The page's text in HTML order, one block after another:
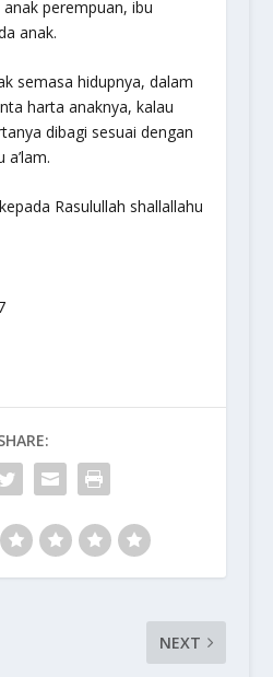
perempuan, ibu
anak.
semasa hidupnya, dalam
harta anaknya, kalau
dibagi sesuai dengan
Rasulullah shallallahu
NEXT